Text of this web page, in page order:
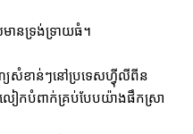
មានទ្រង់ទ្រាយធំ។
យសំខាន់ៗនៅប្រទេសហ៊្វីលីពីន
ៀកបំពាក់គ្រប់បែបយ៉ាងផឹកស្រា